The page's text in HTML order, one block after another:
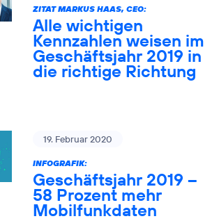
ZITAT MARKUS HAAS, CEO:
Alle wichtigen
Kennzahlen weisen im
Geschäftsjahr 2019 in
die richtige Richtung
19. Februar 2020
INFOGRAFIK:
Geschäftsjahr 2019 –
58 Prozent mehr
Mobilfunkdaten